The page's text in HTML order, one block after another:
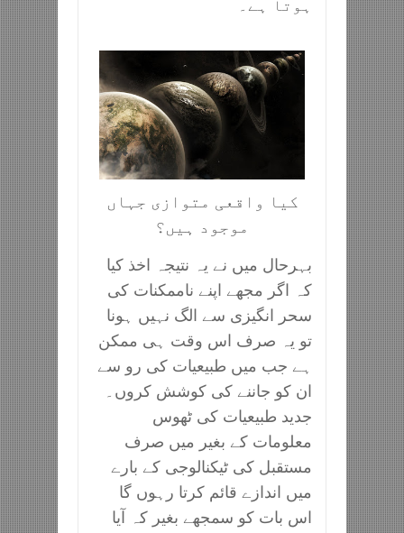
ہوتا ہے۔
کیا واقعی متوازی جہاں
موجود ہیں؟
بہرحال میں نے یہ نتیجہ اخذ کیا
کہ اگر مجھے اپنے ناممکنات کی
سحر انگیزی سے الگ نہیں ہونا
تو یہ صرف اس وقت ہی ممکن
ہے جب میں طبیعیات کی رو سے
ان کو جاننے کی کوشش کروں۔
جدید طبیعیات کی ٹھوس
معلومات کے بغیر میں صرف
مستقبل کی ٹیکنالوجی کے بارے
میں اندازے قائم کرتا رہوں گا
اس بات کو سمجھے بغیر کہ آیا